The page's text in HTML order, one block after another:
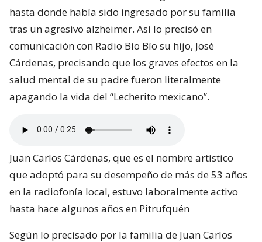
hasta donde había sido ingresado por su familia
tras un agresivo alzheimer. Así lo precisó en
comunicación con Radio Bío Bío su hijo, José
Cárdenas, precisando que los graves efectos en la
salud mental de su padre fueron literalmente
apagando la vida del “Lecherito mexicano”.
Juan Carlos Cárdenas, que es el nombre artístico
que adoptó para su desempeño de más de 53 años
en la radiofonía local, estuvo laboralmente activo
hasta hace algunos años en Pitrufquén
Según lo precisado por la familia de Juan Carlos